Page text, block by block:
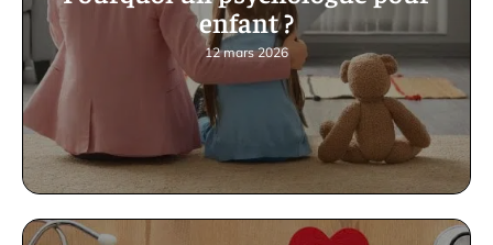
enfant ?
12 mars 2026